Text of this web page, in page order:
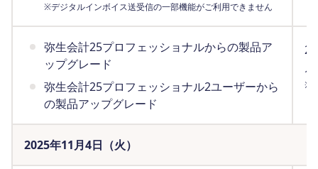
※デジタルインボイス送受信の一部機能がご利用できません
弥生会計25プロフェッショナルからの製品ア
ップグレード
弥生会計25プロフェッショナル2ユーザーから
の製品アップグレード
※
2025年11月4日（火）